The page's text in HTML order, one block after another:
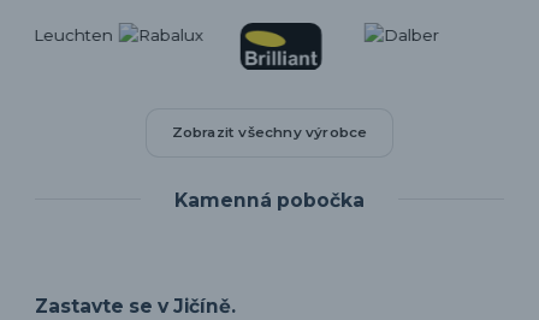
Zobrazit všechny výrobce
Kamenná pobočka
Zastavte se v Jičíně.